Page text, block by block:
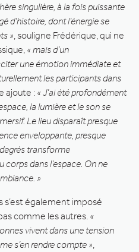
singulière, à la fois puissante
d’histoire, dont l’énergie se
» , souligne Frédérique, qui ne
« mais d’un
une émotion immédiate et
les participants dans
ajoute : « J’ai été profondément
la lumière et le son se
Le lieu disparaît presque
enveloppante, presque
transforme
dans l’espace. On ne
»
s’est également imposé
comme les autres. «
vivent dans une tension
s’en rendre compte »